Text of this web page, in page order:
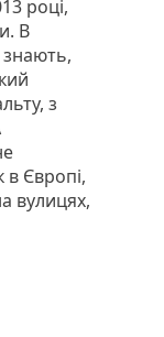
році,
В
знають,
з
в Європі,
вулицях,